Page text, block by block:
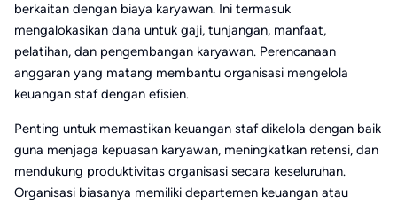
berkaitan dengan biaya karyawan. Ini termasuk
mengalokasikan dana untuk gaji, tunjangan, manfaat,
pelatihan, dan pengembangan karyawan. Perencanaan
anggaran yang matang membantu organisasi mengelola
keuangan staf dengan efisien.
Penting untuk memastikan keuangan staf dikelola dengan baik
guna menjaga kepuasan karyawan, meningkatkan retensi, dan
mendukung produktivitas organisasi secara keseluruhan.
Organisasi biasanya memiliki departemen keuangan atau